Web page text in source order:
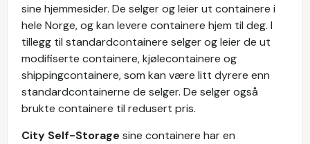
sine hjemmesider. De selger og leier ut containere i
hele Norge, og kan levere containere hjem til deg. I
tillegg til standardcontainere selger og leier de ut
modifiserte containere, kjølecontainere og
shippingcontainere, som kan være litt dyrere enn
standardcontainerne de selger. De selger også
brukte containere til redusert pris.
City Self-Storage sine containere har en